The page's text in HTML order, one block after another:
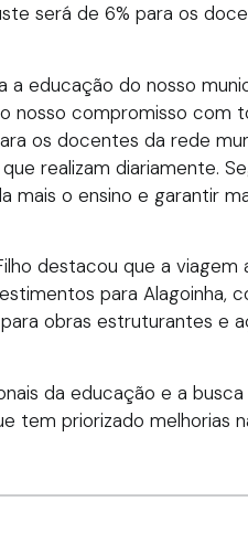
será de 6% para os
a educação do nosso
nosso compromisso com
os docentes da rede
realizam diariamente.
o ensino e garantir
destacou que a
para Alagoinha,
obras estruturantes e
da educação e a
tem priorizado melhorias